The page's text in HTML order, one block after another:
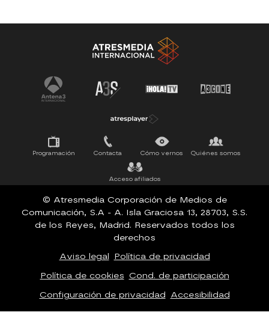
Antena 3 Noticias El Hormiguero
Tu cara me suena Pasapalabra
Programación Contacta Cómo vernos Quiénes somos
Acceso afiliados
© Atresmedia Corporación de Medios de
Comunicación, S.A - A. Isla Graciosa 13, 28703, S.S.
de los Reyes, Madrid. Reservados todos los
derechos
Aviso legal Política de privacidad
Política de cookies Cond. de participación
Configuración de privacidad Accesibilidad